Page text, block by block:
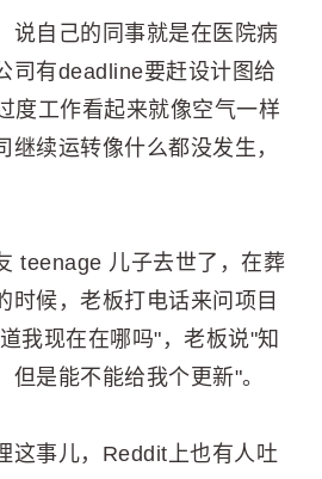
说自己的同事就是在医院病
司有deadline要赶设计图给
度工作看起来就像空气一样
继续运转像什么都没发生，
teenage 儿子去世了，在葬
时候，老板打电话来问项目
我现在在哪吗"，老板说"知
但是能不能给我个更新"。
这事儿，Reddit上也有人吐